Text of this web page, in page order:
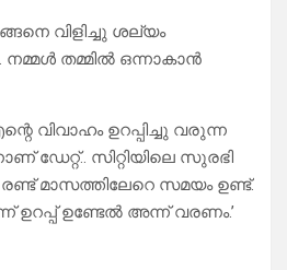
വിളിച്ചു ശല്യം
തമ്മിൽ ഒന്നാകാൻ
വിവാഹം ഉറപ്പിച്ചു വരുന്ന
ഡേറ്റ്.. സിറ്റിയിലെ സുരഭി
മാസത്തിലേറെ സമയം ഉണ്ട്.
ഉറപ്പ് ഉണ്ടേൽ അന്ന് വരണം.’